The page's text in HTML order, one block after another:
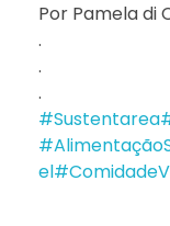
Por Pamela di
.
.
.
#Sustentarea
el